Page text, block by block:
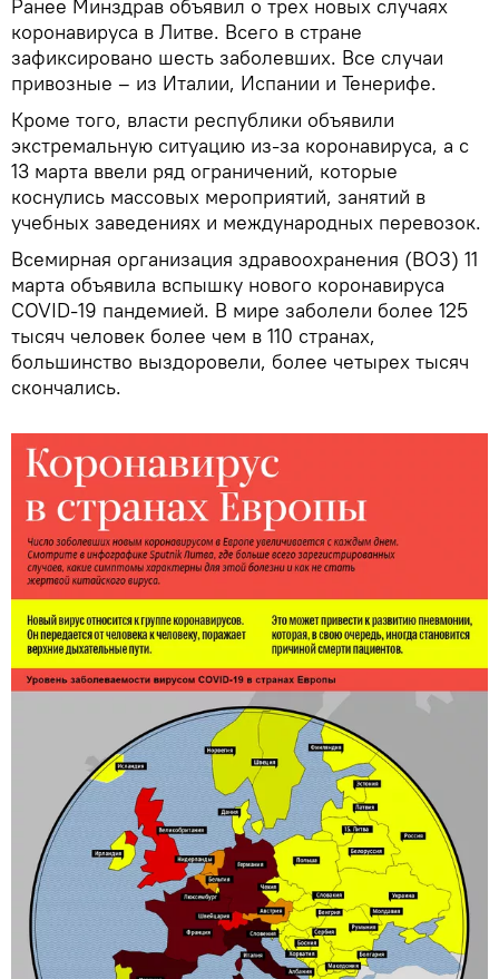
Ранее Минздрав объявил о трех новых случаях
коронавируса в Литве. Всего в стране
зафиксировано шесть заболевших. Все случаи
привозные – из Италии, Испании и Тенерифе.
Кроме того, власти республики объявили
экстремальную ситуацию из-за коронавируса, а с
13 марта ввели ряд ограничений, которые
коснулись массовых мероприятий, занятий в
учебных заведениях и международных перевозок.
Всемирная организация здравоохранения (ВОЗ) 11
марта объявила вспышку нового коронавируса
COVID-19 пандемией. В мире заболели более 125
тысяч человек более чем в 110 странах,
большинство выздоровели, более четырех тысяч
скончались.